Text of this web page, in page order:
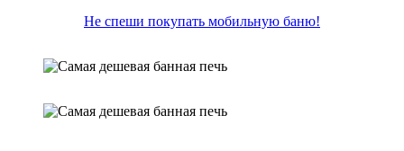
Не спеши покупать мобильную баню!